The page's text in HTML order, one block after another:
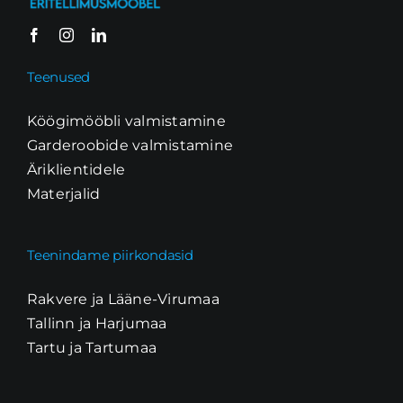
Teenused
Köögimööbli valmistamine
Garderoobide valmistamine
Äriklientidele
Materjalid
Teenindame piirkondasid
Rakvere ja Lääne-Virumaa
Tallinn ja Harjumaa
Tartu ja Tartumaa